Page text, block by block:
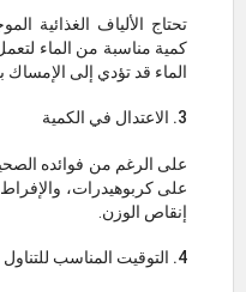
تحتاج الألياف الغذائية
كمية مناسبة من الماء
الماء قد تؤدي إلى
3. الاعتدال في الكمية
على الرغم من فوائده
على كربوهيدرات،
إنقاص الوزن.
4. التوقيت المناسب للتناول